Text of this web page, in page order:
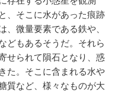
、そこに水があった痕跡
、微量要素である鉄や、
どもあるそうだ。それら
せられて隕石となり、惑
た。そこに含まれる水や
質など、様々なものが大